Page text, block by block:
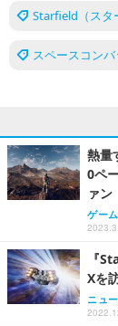
Starfield（スタ
スペースコン
熱量
0ペ
ァン
ゲー
『
Xを
ニュ